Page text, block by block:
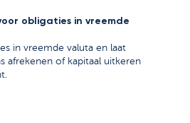
obligaties in vreemde
in vreemde valuta en laat
afrekenen of kapitaal uitkeren